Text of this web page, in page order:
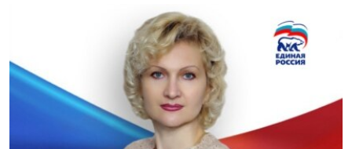
СПЕЦПРОЕКТИ
ДЕПОРТАЦІЯ
ВІДЕОУРОКИ «ELIFBE»
ЯК ОБІЙТИ БЛОКУВАННЯ
Русский